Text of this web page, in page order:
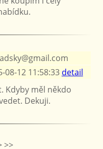
08-12 11:58:33 detail
Kdyby měl někdo
Dekuji.
>>